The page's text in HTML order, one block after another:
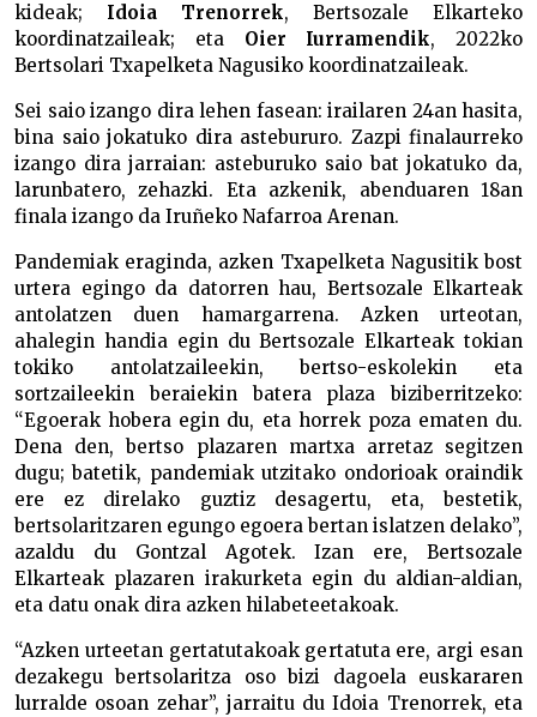
kideak; Idoia Trenorrek, Bertsozale Elkarteko
koordinatzaileak; eta Oier Iurramendik, 2022ko
Bertsolari Txapelketa Nagusiko koordinatzaileak.
Sei saio izango dira lehen fasean: irailaren 24an hasita,
bina saio jokatuko dira astebururo. Zazpi finalaurreko
izango dira jarraian: asteburuko saio bat jokatuko da,
larunbatero, zehazki. Eta azkenik, abenduaren 18an
finala izango da Iruñeko Nafarroa Arenan.
Pandemiak eraginda, azken Txapelketa Nagusitik bost
urtera egingo da datorren hau, Bertsozale Elkarteak
antolatzen duen hamargarrena. Azken urteotan,
ahalegin handia egin du Bertsozale Elkarteak tokian
tokiko antolatzaileekin, bertso-eskolekin eta
sortzaileekin beraiekin batera plaza biziberritzeko:
“Egoerak hobera egin du, eta horrek poza ematen du.
Dena den, bertso plazaren martxa arretaz segitzen
dugu; batetik, pandemiak utzitako ondorioak oraindik
ere ez direlako guztiz desagertu, eta, bestetik,
bertsolaritzaren egungo egoera bertan islatzen delako”,
azaldu du Gontzal Agotek. Izan ere, Bertsozale
Elkarteak plazaren irakurketa egin du aldian-aldian,
eta datu onak dira azken hilabeteetakoak.
“Azken urteetan gertatutakoak gertatuta ere, argi esan
dezakegu bertsolaritza oso bizi dagoela euskararen
lurralde osoan zehar”, jarraitu du Idoia Trenorrek, eta